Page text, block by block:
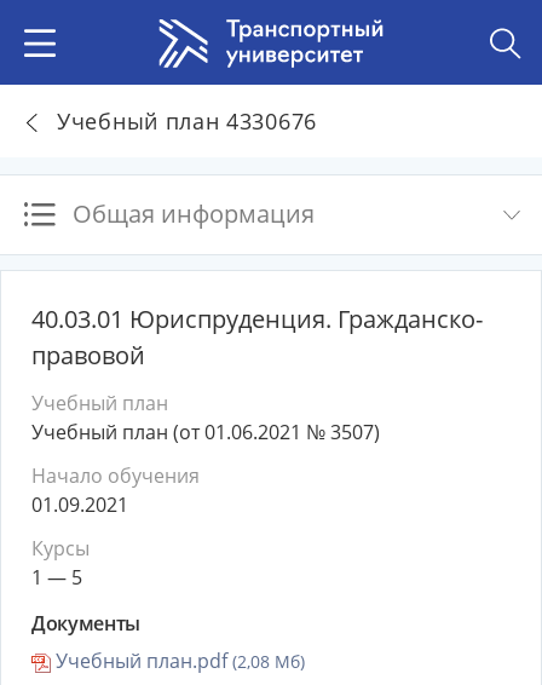
Учебный план 4330676
Общая информация
40.03.01 Юриспруденция. Гражданско-
правовой
Учебный план
Учебный план (от 01.06.2021 № 3507)
Начало обучения
01.09.2021
Курсы
1 — 5
Документы
Учебный план.pdf(2,08 Мб)